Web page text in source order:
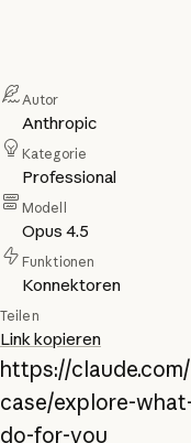
Autor
Anthropic
Kategorie
Professional
Modell
Opus 4.5
Funktionen
Konnektoren
Teilen
Link kopieren
https://
case/explore-
do-for-you